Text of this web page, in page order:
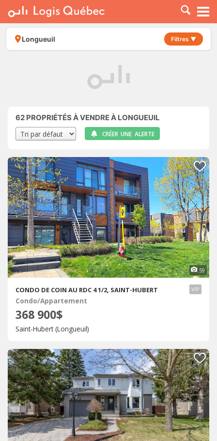
À LOUER
À VENDRE
PLACER UNE ANNONCE
Longueuil Filtres ▼
62 PROPRIÉTÉS À VENDRE À LONGUEUIL
CRÉER UNE ALERTE
59
CONDO DE COIN AU RDC 4 1/2, SAINT-HUBERT VIP
Condo/Appartement
368 900$
Saint-Hubert (Longueuil)